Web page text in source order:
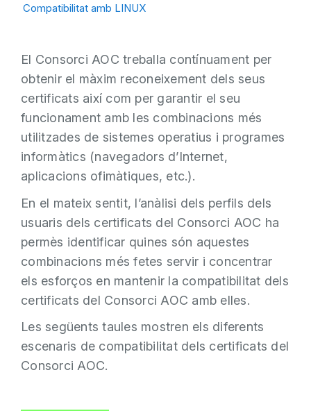
El Consorci AOC treballa contínuament per
obtenir el màxim reconeixement dels seus
certificats així com per garantir el seu
funcionament amb les combinacions més
utilitzades de sistemes operatius i programes
informàtics (navegadors d’Internet,
aplicacions ofimàtiques, etc.).
En el mateix sentit, l’anàlisi dels perfils dels
usuaris dels certificats del Consorci AOC ha
permès identificar quines són aquestes
combinacions més fetes servir i concentrar
els esforços en mantenir la compatibilitat dels
certificats del Consorci AOC amb elles.
Les següents taules mostren els diferents
escenaris de compatibilitat dels certificats del
Consorci AOC.
Compatibilitat amb LINUX